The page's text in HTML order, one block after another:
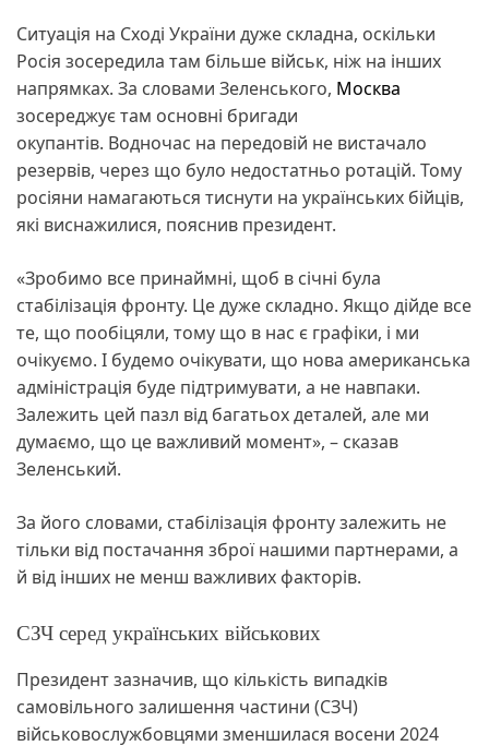
Ситуація на Сході України дуже складна, оскільки
Росія зосередила там більше військ, ніж на інших
напрямках. За словами Зеленського, Москва
зосереджує там основні бригади
окупантів. Водночас на передовій не вистачало
резервів, через що було недостатньо ротацій. Тому
росіяни намагаються тиснути на українських бійців,
які виснажилися, пояснив президент.
«Зробимо все принаймні, щоб в січні була
стабілізація фронту. Це дуже складно. Якщо дійде все
те, що пообіцяли, тому що в нас є графіки, і ми
очікуємо. І будемо очікувати, що нова американська
адміністрація буде підтримувати, а не навпаки.
Залежить цей пазл від багатьох деталей, але ми
думаємо, що це важливий момент», – сказав
Зеленський.
За його словами, стабілізація фронту залежить не
тільки від постачання зброї нашими партнерами, а
й від інших не менш важливих факторів.
СЗЧ серед українських військових
Президент зазначив, що кількість випадків
самовільного залишення частини (СЗЧ)
військовослужбовцями зменшилася восени 2024